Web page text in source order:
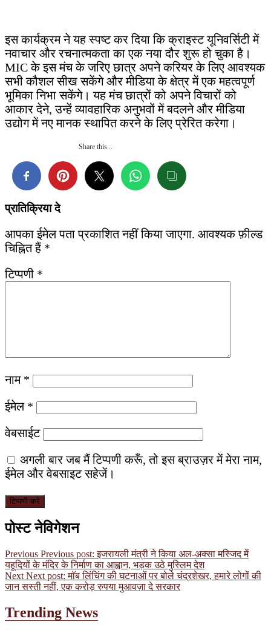
इस कार्यक्रम ने यह स्पष्ट कर दिया कि क्राइस्ट यूनिवर्सिटी में
नवाचार और रचनात्मकता का एक नया दौर शुरू हो चुका है।
MIC के इस मंच के जरिए छात्र अपने करियर के लिए आवश्यक
सभी कौशल सीख सकेंगे और मीडिया के क्षेत्र में एक महत्वपूर्ण
भूमिका निभा सकेंगे। यह मंच छात्रों को अपने विचारों को
आकार देने, उन्हें व्यावहारिक अनुभवों में बदलने और मीडिया
उद्योग में नए मानक स्थापित करने के लिए प्रेरित करेगा।
Share this...
प्रातिक्रिया दे
आपका ईमेल पता प्रकाशित नहीं किया जाएगा. आवश्यक फ़ील्ड
चिह्नित हैं *
टिप्पणी *
नाम *
ईमेल *
वेबसाईट
अगली बार जब मैं टिप्पणी करूँ, तो इस ब्राउज़र में मेरा नाम,
ईमेल और वेबसाइट सहेजें।
पोस्ट नेविगेशन
Previous Previous post: इजरायली मंत्री ने किया अल-अक्सा मस्जिद में
यहूदियों के मंदिर के निर्माण का आह्वान, भड़क उठे मुस्लिम देश
Next Next post: माॅब लिंचिंग की घटनाओं पर बोले चंद्रशेखर, हमारे लोगों की
जान सस्ती नहीं, एक करोड़ रुपया मुआवज़ा दे सरकार
Trending News